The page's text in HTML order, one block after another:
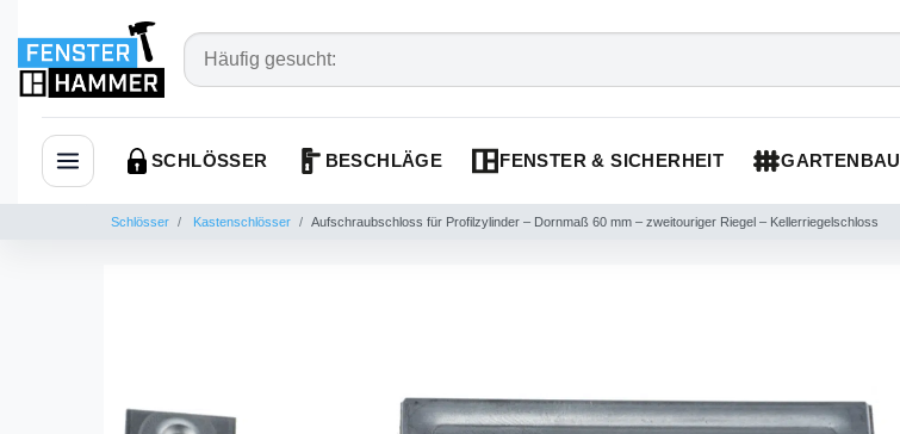
Navigation öffnen
SCHLÖSSER BESCHLÄGE FENSTER & SICHERHEIT GARTENBAU
Schlösser Kastenschlösser Aufschraubschloss für Profilzylinder – Dornmaß 60 mm – zweitouriger Riegel – Kellerriegelschloss